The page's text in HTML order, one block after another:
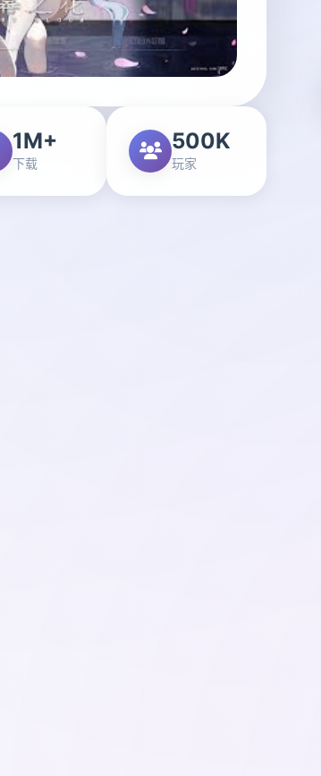
1M+
下载
500K
玩家